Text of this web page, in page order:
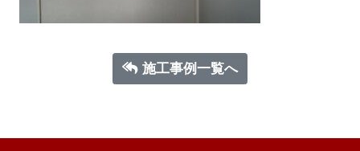
施工事例一覧へ